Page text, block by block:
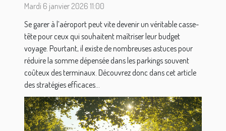
Mardi 6 janvier 2026 11:00
Se garer à l’aéroport peut vite devenir un véritable casse-
tête pour ceux qui souhaitent maîtriser leur budget
voyage. Pourtant, il existe de nombreuses astuces pour
réduire la somme dépensée dans les parkings souvent
coûteux des terminaux. Découvrez donc dans cet article
des stratégies efficaces...